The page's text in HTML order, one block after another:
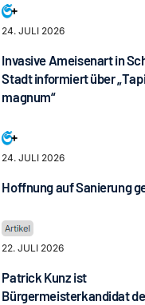
24. JULI 2026
Invasive Ameisenart in
Stadt informiert über
magnum“
24. JULI 2026
Hoffnung auf Sanierung
22. JULI 2026
Patrick Kunz ist
Bürgermeisterkandidat